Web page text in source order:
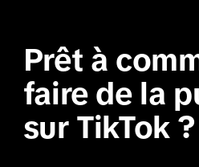
Prêt à
faire de la
sur TikTok ?